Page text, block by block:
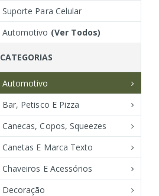
Suporte Para Celular
Automotivo (Ver Todos)
CATEGORIAS
Automotivo
Bar, Petisco E Pizza
Canecas, Copos, Squeezes
Canetas E Marca Texto
Chaveiros E Acessórios
Decoração